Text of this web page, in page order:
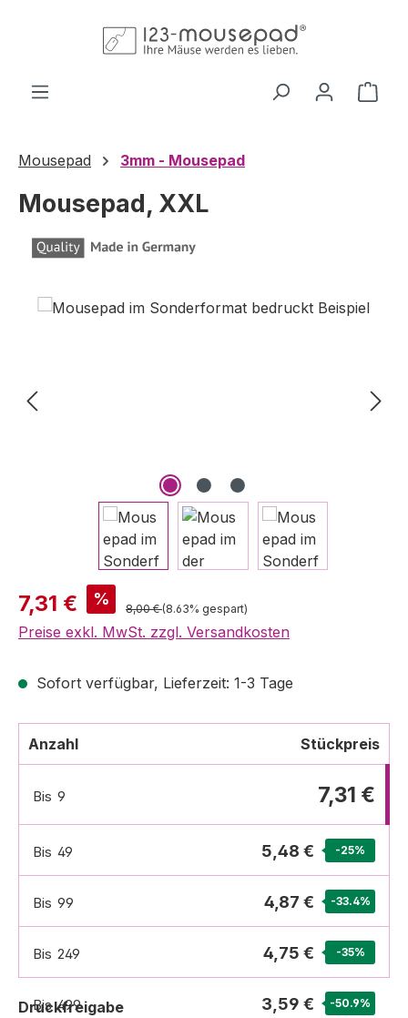
Mousepad 3mm - Mousepad
Mousepad, XXL
Bildergalerie überspringen
7,31 € %
8,00 €(8.63% gespart)
Preise exkl. MwSt. zzgl. Versandkosten
Sofort verfügbar, Lieferzeit: 1-3 Tage
Anzahl Stückpreis
Bis 9 7,31 €
Bis 49 5,48 € -25%
Bis 99 4,87 € -33.4%
Bis 249 4,75 € -35%
Bis 499 3,59 € -50.9%
Druckfreigabeauswählen